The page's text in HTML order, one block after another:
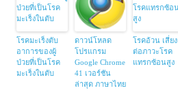
โรคมะเร็งตับ
อาการของผู้
ป่วยที่เป็นโรค
มะเร็งในตับ
ดาวน์โหลด
โปรแกรม
Google Chrome
41 เวอร์ชัน
ล่าสุด ภาษาไทย
โรคอ้วน เสี่ยง
ต่อภาวะโรค
แทรกซ้อนสูง